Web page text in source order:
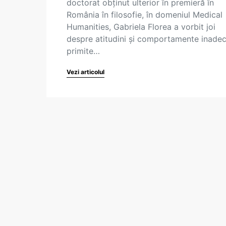
doctorat obținut ulterior în premieră în
România în filosofie, în domeniul Medical
Humanities, Gabriela Florea a vorbit joi
despre atitudini și comportamente
primite…
Vezi articolul